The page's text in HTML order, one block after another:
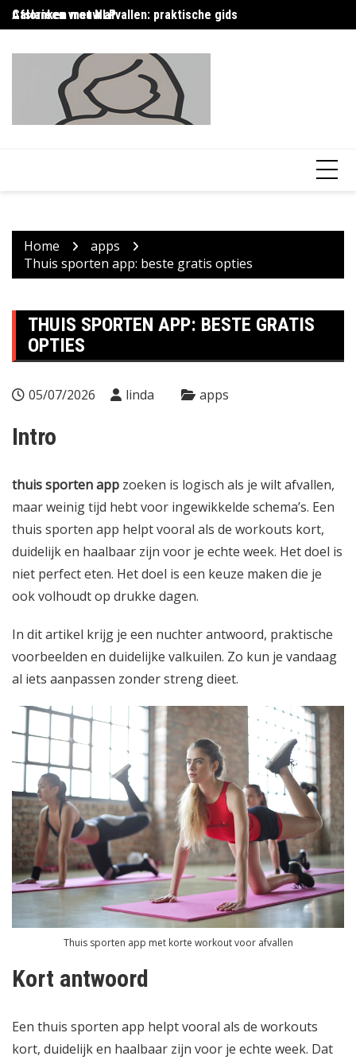
Skip
to
Afslanken met NLP
Calorieen vrouw afvallen: praktische gids
Home
apps
Thuis sporten app: beste gratis opties
THUIS SPORTEN APP: BESTE GRATIS
OPTIES
05/07/2026 linda apps
Intro
thuis sporten app zoeken is logisch als je wilt afvallen,
maar weinig tijd hebt voor ingewikkelde schema’s. Een
thuis sporten app helpt vooral als de workouts kort,
duidelijk en haalbaar zijn voor je echte week. Het doel is
niet perfect eten. Het doel is een keuze maken die je
ook volhoudt op drukke dagen.
In dit artikel krijg je een nuchter antwoord, praktische
voorbeelden en duidelijke valkuilen. Zo kun je vandaag
al iets aanpassen zonder streng dieet.
Thuis sporten app met korte workout voor afvallen
Kort antwoord
Een thuis sporten app helpt vooral als de workouts
kort, duidelijk en haalbaar zijn voor je echte week. Dat